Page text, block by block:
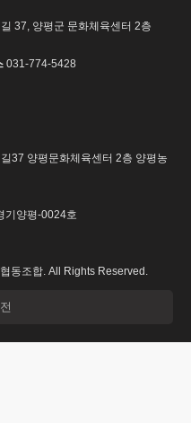
37, 양평군 문화체육센터 2층
031-774-5428
37 양평문화체육센터 2층 양평농
기양평-0024호
동조합. All Rights Reserved.